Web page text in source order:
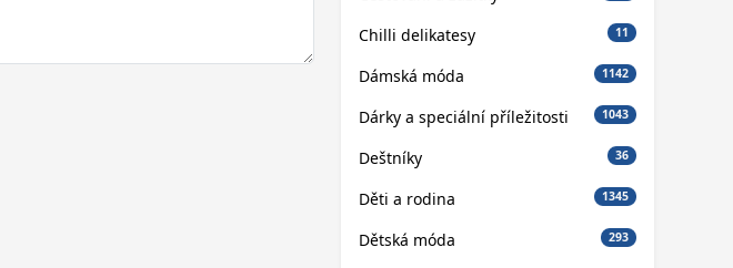
Chilli delikatesy 11
Dámská móda 1142
Dárky a speciální příležitosti 1043
Deštníky 36
Děti a rodina 1345
Dětská móda 293